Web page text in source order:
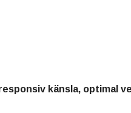
känsla, optimal